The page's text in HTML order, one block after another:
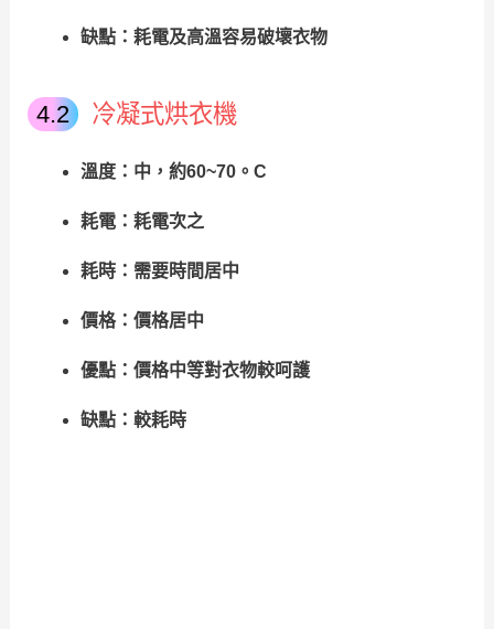
缺點：耗電及高溫容易破壞衣物
冷凝式烘衣機
溫度：中，約60~70。C
耗電：耗電次之
耗時：需要時間居中
價格：價格居中
優點：價格中等對衣物較呵護
缺點：較耗時